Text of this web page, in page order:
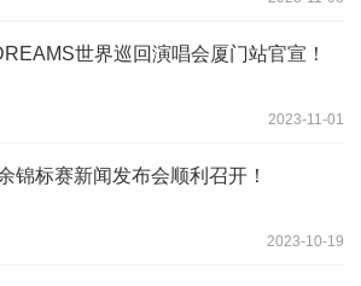
世界巡回演唱会厦门站官宣！
2023-11-01
锦标赛新闻发布会顺利召开！
2023-10-19